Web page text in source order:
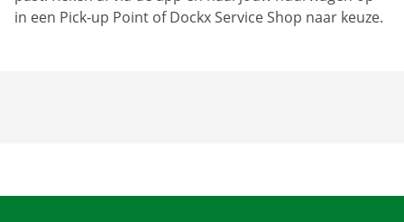
in een Pick-up Point of Dockx Service Shop naar keuze.